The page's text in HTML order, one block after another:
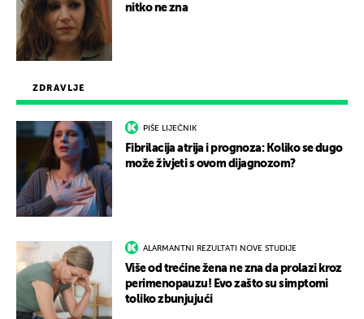
ZDRAVLJE
PIŠE LIJEČNIK
Fibrilacija atrija i prognoza: Koliko se dugo
može živjeti s ovom dijagnozom?
ALARMANTNI REZULTATI NOVE STUDIJE
Više od trećine žena ne zna da prolazi kroz
perimenopauzu! Evo zašto su simptomi
toliko zbunjujući
nitko ne zna